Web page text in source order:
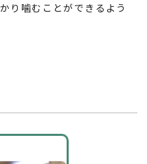
噛むことができるよう